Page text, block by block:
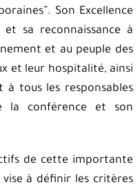
Son Excellence
sa reconnaissance à
et au peuple des
et leur hospitalité, ainsi
à tous les responsables
la conférence et son
de cette importante
à définir les critères